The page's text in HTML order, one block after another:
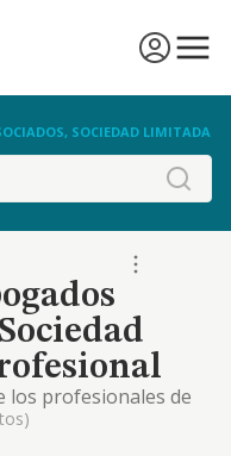
SOCIEDAD LIMITADA
los profesionales de
de cualquier tipo